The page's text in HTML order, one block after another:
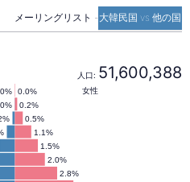
メーリングリスト - 大韓民国 vs 他の国
人口: 51,600,388
2.8%
2.0%
1.5%
1.1%
0.5%
0.2%
0.0% 女性